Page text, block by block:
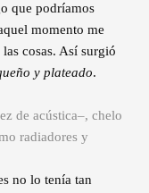
que podríamos
momento me
cosas. Así surgió
y plateado.
de acústica–, chelo
radiadores y
no lo tenía tan